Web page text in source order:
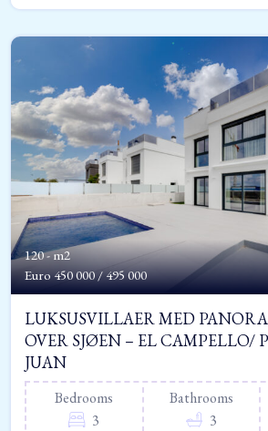
120 - m2
Euro450 000 / 495 000
LUKSUSVILLAER MED
OVER SJØEN – EL CAMPELLO/
JUAN
Bedrooms
3
Bathrooms
3